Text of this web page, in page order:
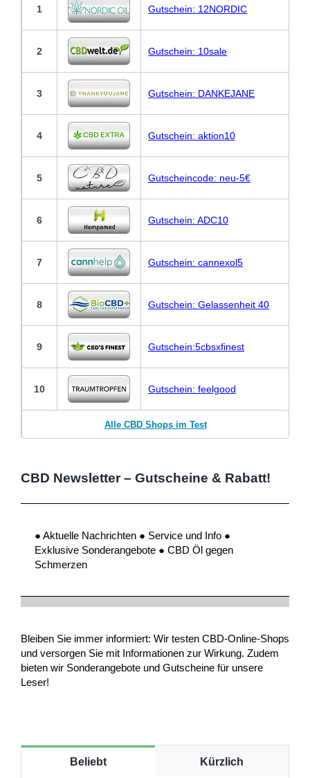
1 Gutschein: 12NORDIC
2 Gutschein: 10sale
3 Gutschein: DANKEJANE
4 Gutschein: aktion10
5 Gutscheincode: neu-5€
6 Gutschein: ADC10
7 Gutschein: cannexol5
8 Gutschein: Gelassenheit 40
9 Gutschein:5cbsxfinest
10 Gutschein: feelgood
Alle CBD Shops im Test
CBD Newsletter – Gutscheine & Rabatt!
● Aktuelle Nachrichten ● Service und Info ●
Exklusive Sonderangebote ● CBD Öl gegen
Schmerzen
Bleiben Sie immer informiert: Wir testen CBD-Online-Shops
und versorgen Sie mit Informationen zur Wirkung. Zudem
bieten wir Sonderangebote und Gutscheine für unsere
Leser!
Beliebt Kürzlich